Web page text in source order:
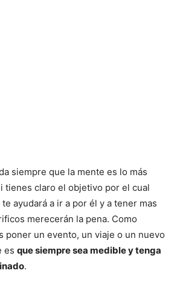
siempre que la mente es lo más
tienes claro el objetivo por el cual
ayudará a ir a por él y a tener mas
merecerán la pena. Como
poner un evento, un viaje o un nuevo
es que siempre sea medible y tenga
.